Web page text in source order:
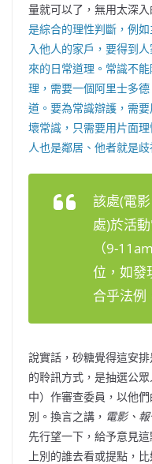
量就可以了，無用太深入
是綜合的理性判斷，例
入他人的家戶，要得到
來的日常道理。常識不
理，需要一個阿里士多
道。要為常識辯護，需
壞常識，只需要用片面
人也是鄰居、他者就是歧
該處(電
處)於活
（9-
位，如發
合乎法例
說實話，砂糖覺得這安
的聆訊方式，是抽選公
中）作審查委員，以他
別。換言之講， 電影、
先行望一下，給予意見
上別的誰去看或提點，